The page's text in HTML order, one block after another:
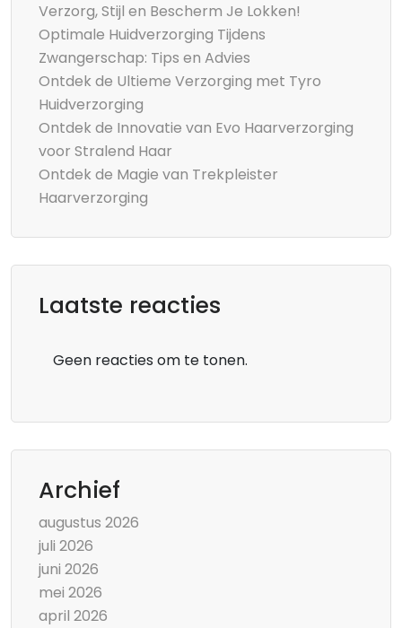
Verzorg, Stijl en Bescherm Je Lokken!
Optimale Huidverzorging Tijdens
Zwangerschap: Tips en Advies
Ontdek de Ultieme Verzorging met Tyro
Huidverzorging
Ontdek de Innovatie van Evo Haarverzorging
voor Stralend Haar
Ontdek de Magie van Trekpleister
Haarverzorging
Laatste reacties
Geen reacties om te tonen.
Archief
augustus 2026
juli 2026
juni 2026
mei 2026
april 2026